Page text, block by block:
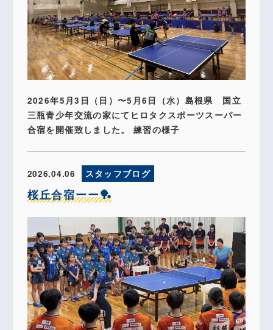
2026年5月3日（日）〜5月6日（水）島根県 国立
三瓶青少年交流の家にてヒロタクスポーツスーパー
合宿を開催致しました。 練習の様子
2026.04.06 スタッフブログ
桜丘合宿ーー🏓